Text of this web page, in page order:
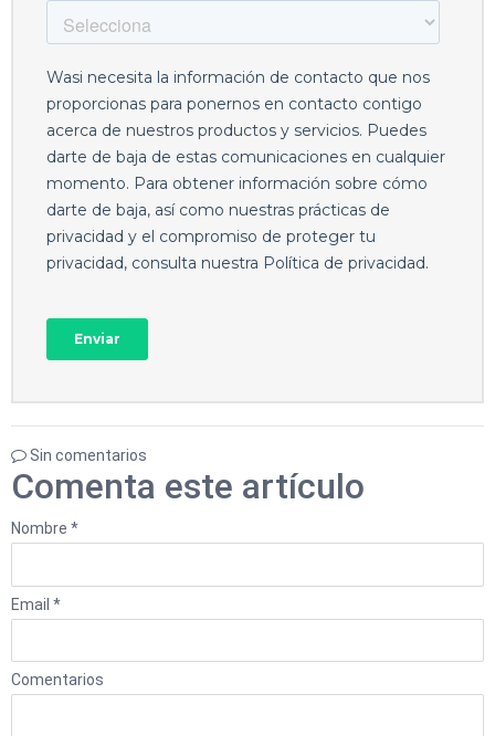
Sin comentarios
Comenta este artículo
Nombre *
Email *
Comentarios